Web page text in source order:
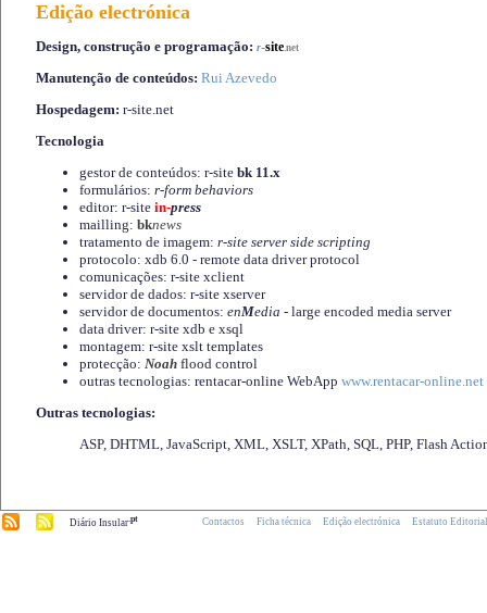
Edição electrónica
Design, construção e programação: r-site.net
Manutenção de conteúdos: Rui Azevedo
Hospedagem: r-site.net
Tecnologia
gestor de conteúdos: r-site bk 11.x
formulários: r-form behaviors
editor: r-site in-press
mailling: bknews
tratamento de imagem: r-site server side scripting
protocolo: xdb 6.0 - remote data driver protocol
comunicações: r-site xclient
servidor de dados: r-site xserver
servidor de documentos: enMedia - large encoded media server
data driver: r-site xdb e xsql
montagem: r-site xslt templates
protecção: Noah flood control
outras tecnologias: rentacar-online WebApp www.rentacar-online.net
Outras tecnologias:
ASP, DHTML, JavaScript, XML, XSLT, XPath, SQL, PHP, Flash
Diário Insular.pt Contactos Ficha técnica Edição electrónica Estatuto Editorial